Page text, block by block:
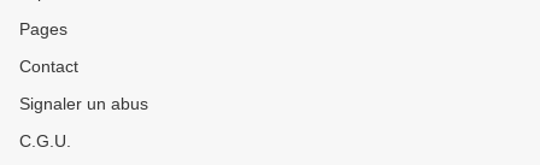
Pages
Contact
Signaler un abus
C.G.U.